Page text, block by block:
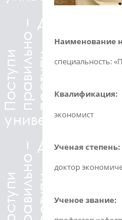
Наименование
специальность:
Квалификация:
экономист
Ученая степень:
доктор
Ученое звание: